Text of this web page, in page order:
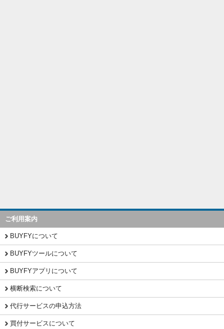
ご利用案内
BUYFYについて
BUYFYツールについて
BUYFYアプリについて
横断検索について
代行サービスの申込方法
買付サービスについて